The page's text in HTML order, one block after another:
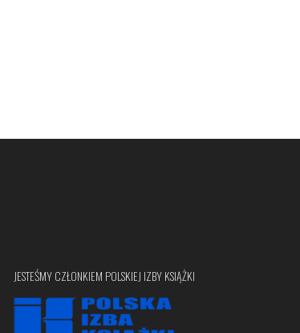
JESTEŚMY CZŁONKIEM POLSKIEJ IZBY KSIĄŻKI